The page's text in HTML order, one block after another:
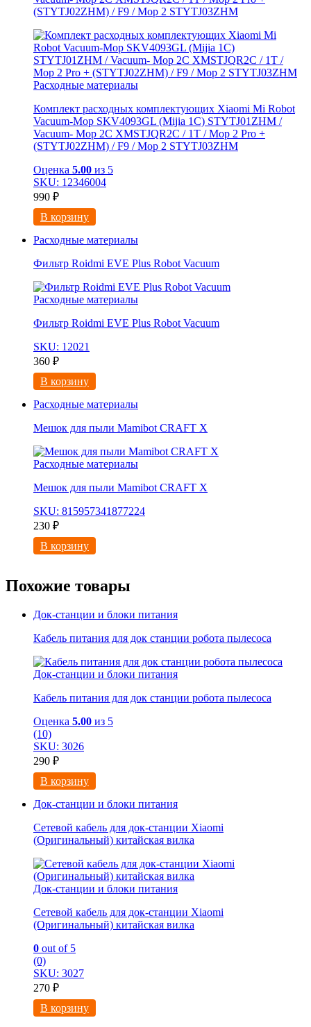
(STYTJ02ZHM) / F9 / Mop 2 STYTJ03ZHM
Расходные материалы
Комплект расходных комплектующих Xiaomi Mi Robot
Vacuum-Mop SKV4093GL (Mijia 1C) STYTJ01ZHM /
Vacuum- Mop 2C XMSTJQR2C / 1T / Mop 2 Pro +
(STYTJ02ZHM) / F9 / Mop 2 STYTJ03ZHM
Оценка 5.00 из 5
SKU: 12346004
990 ₽
В корзину
Расходные материалы
Фильтр Roidmi EVE Plus Robot Vacuum
Расходные материалы
Фильтр Roidmi EVE Plus Robot Vacuum
SKU: 12021
360 ₽
В корзину
Расходные материалы
Мешок для пыли Mamibot CRAFT X
Расходные материалы
Мешок для пыли Mamibot CRAFT X
SKU: 815957341877224
230 ₽
В корзину
Похожие товары
Док-станции и блоки питания
Кабель питания для док станции робота пылесоса
Док-станции и блоки питания
Кабель питания для док станции робота пылесоса
Оценка 5.00 из 5
(10)
SKU: 3026
290 ₽
В корзину
Док-станции и блоки питания
Сетевой кабель для док-станции Xiaomi
(Оригинальный) китайская вилка
Док-станции и блоки питания
Сетевой кабель для док-станции Xiaomi
(Оригинальный) китайская вилка
0 out of 5
(0)
SKU: 3027
270 ₽
В корзину